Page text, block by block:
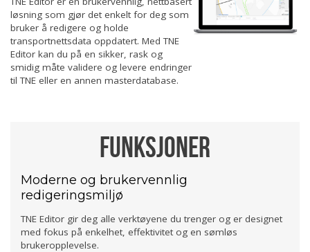
løsning som gjør det enkelt for deg som
bruker å redigere og holde
transportnettsdata oppdatert. Med TNE
Editor kan du på en sikker, rask og
smidig måte validere og levere endringer
til TNE eller en annen masterdatabase.
Funksjoner
Moderne og brukervennlig
redigeringsmiljø
TNE Editor gir deg alle verktøyene du trenger og er designet
med fokus på enkelhet, effektivitet og en sømløs
brukeropplevelse.